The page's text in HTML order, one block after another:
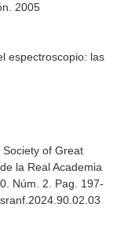
2005
espectroscopio: las
of Great
la Real Academia
Núm. 2. Pag. 197-